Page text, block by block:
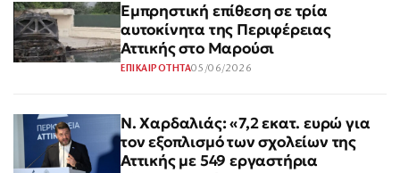
Εμπρηστική επίθεση σε τρία
αυτοκίνητα της Περιφέρειας
Αττικής στο Μαρούσι
ΕΠΙΚΑΙΡΟΤΗΤΑ05/06/2026
Ν. Χαρδαλιάς: «7,2 εκατ. ευρώ για
τον εξοπλισμό των σχολείων της
Αττικής με 549 εργαστήρια